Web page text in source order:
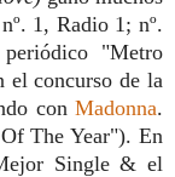
1, Radio 1; nº.
"Metro
el concurso de la
con Madonna.
The Year"). En
Single & el